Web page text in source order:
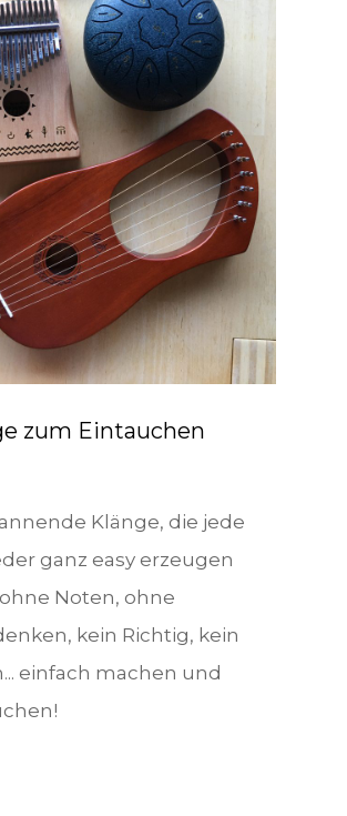
zum Eintauchen
Klänge, die jede
ganz easy erzeugen
Noten, ohne
kein Richtig, kein
einfach machen und